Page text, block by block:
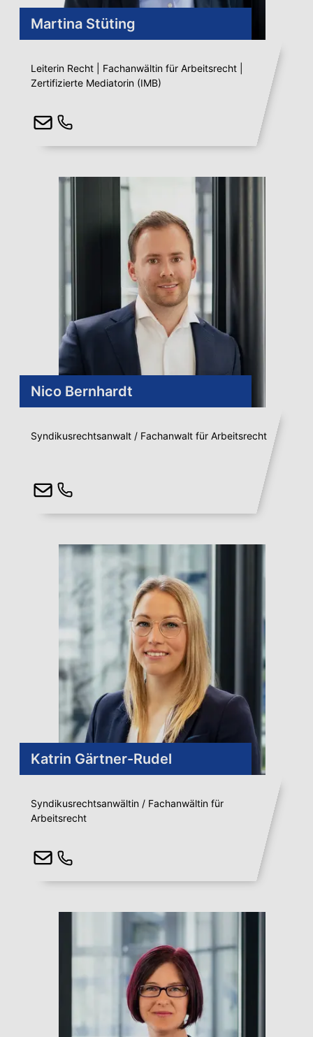
Martina Stüting
Leiterin Recht | Fachanwältin für Arbeitsrecht |
Zertifizierte Mediatorin (IMB)
Nico Bernhardt
Syndikusrechtsanwalt / Fachanwalt für Arbeitsrecht
Katrin Gärtner-Rudel
Syndikusrechtsanwältin / Fachanwältin für
Arbeitsrecht